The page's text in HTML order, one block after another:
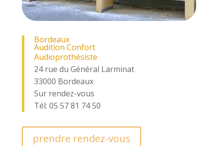
Bordeaux
Audition Confort
Audioprothésiste
24 rue du Général Larminat
33000 Bordeaux
Sur rendez-vous
Tél: 05 57 81 74 50
prendre rendez-vous